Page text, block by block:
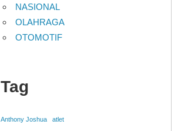
NASIONAL
OLAHRAGA
OTOMOTIF
Tag
Anthony Joshua atlet